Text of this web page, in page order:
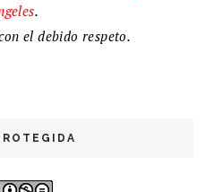
.
el debido respeto.